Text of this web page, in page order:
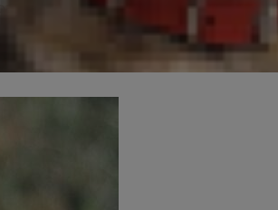
alemán alto hasta un corgi bajo, si
rasgos que pueden no convertirlos